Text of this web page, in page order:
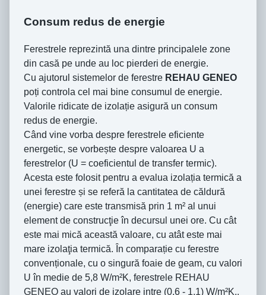
Consum redus de energie
Ferestrele reprezintă una dintre principalele zone
din casă pe unde au loc pierderi de energie.
Cu ajutorul sistemelor de ferestre REHAU GENEO
poți controla cel mai bine consumul de energie.
Valorile ridicate de izolație asigură un consum
redus de energie.
Când vine vorba despre ferestrele eficiente
energetic, se vorbește despre valoarea U a
ferestrelor (U = coeficientul de transfer termic).
Acesta este folosit pentru a evalua izolația termică a
unei ferestre și se referă la cantitatea de căldură
(energie) care este transmisă prin 1 m² al unui
element de construcţie în decursul unei ore. Cu cât
este mai mică această valoare, cu atât este mai
mare izolaţia termică. În comparație cu ferestre
convenționale, cu o singură foaie de geam, cu valori
U în medie de 5,8 W/m²K, ferestrele REHAU
GENEO au valori de izolare intre (0,6 - 1,1) W/m²K..